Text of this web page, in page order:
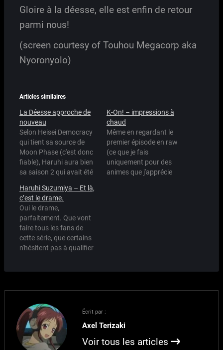
Gloire à la déesse, elle est enfin de retour
parmi nous!
(screen courtesy of Touhou Megacorp aka
Nyoronyolo)
Articles similaires
La Déesse approche de
nouveau
Selon Heisei Democracy
qui tient sa source de
Moon Phase (c'est donc
fiable), Haruhi aura bien
sa saison 2 qui avait été
fans) pour cette année.
Une image sur le site
officiel de la SOS-Dan
indique en effet un
message assez
troublant sur
l'annulation de
K-On! – impressions à
chaud
Même en regardant le
premier épisode en raw
(ce que je fais
uniquement pour des
animes que j'apprécie
Haruhi Suzumiya – Et là,
c’est le drame.
Oui le drame,
parfaitement. Que vont
faire tous les fans de
cette série, que certains
n'hésitent pas à qualifier
sont les plus courtes?
Certainement aussi. Ce
que Kyoto Animation
vient de réaliser, c'est…
Écrit par :
Axel Terizaki
Voir tous les articles